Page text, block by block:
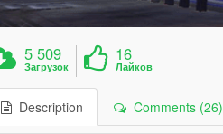
5 509
Загрузок
16
Лайков
Description Comments (26)